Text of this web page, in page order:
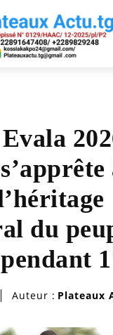
du
Auteur : Plateaux